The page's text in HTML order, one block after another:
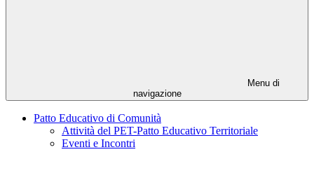
Menu di
navigazione
Patto Educativo di Comunità
Attività del PET-Patto Educativo Territoriale
Eventi e Incontri